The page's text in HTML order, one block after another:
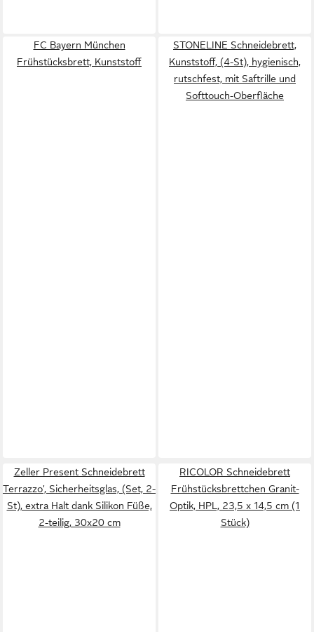
FC Bayern München
Frühstücksbrett, Kunststoff
STONELINE Schneidebrett,
Kunststoff, (4-St), hygienisch,
rutschfest, mit Saftrille und
Softtouch-Oberfläche
Zeller Present Schneidebrett
Terrazzo', Sicherheitsglas, (Set, 2-
St), extra Halt dank Silikon Füße,
2-teilig, 30x20 cm
RICOLOR Schneidebrett
Frühstücksbrettchen Granit-
Optik, HPL, 23,5 x 14,5 cm (1
Stück)